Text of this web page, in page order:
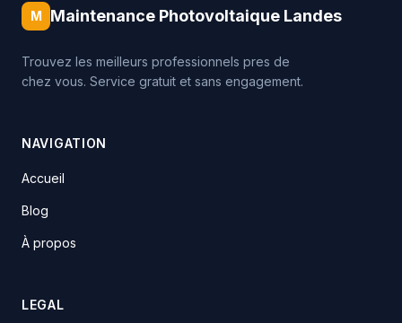
M Maintenance Photovoltaique Landes
Trouvez les meilleurs professionnels pres de
chez vous. Service gratuit et sans engagement.
NAVIGATION
Accueil
Blog
À propos
LEGAL